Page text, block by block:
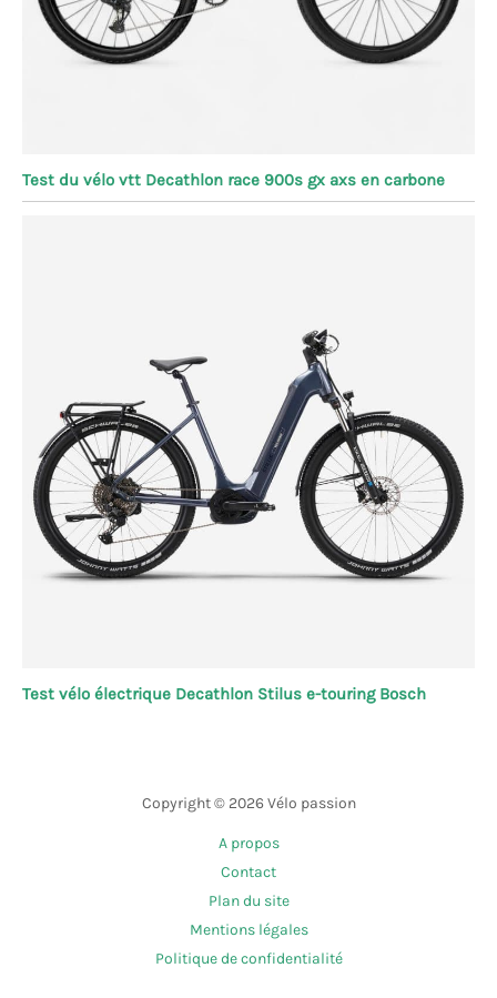
Test du vélo vtt Decathlon race 900s gx axs en carbone
Test vélo électrique Decathlon Stilus e-touring Bosch
Copyright © 2026 Vélo passion
A propos
Contact
Plan du site
Mentions légales
Politique de confidentialité